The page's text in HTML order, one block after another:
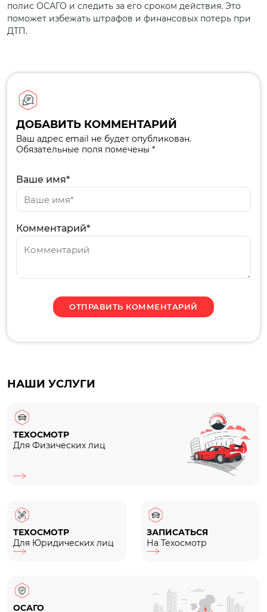
полис ОСАГО и следить за его сроком действия. Это
поможет избежать штрафов и финансовых потерь при
ДТП.
ДОБАВИТЬ КОММЕНТАРИЙ
Ваш адрес email не будет опубликован.
Обязательные поля помечены *
Комментарий*
Ваше имя*
НАШИ УСЛУГИ
ТЕХОСМОТР
Для Физических лиц
ТЕХОСМОТР
Для Юридических лиц
ЗАПИСАТЬСЯ
На Техосмотр
ОСАГО